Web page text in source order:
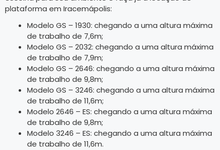
plataforma em Iracemápolis:
Modelo GS – 1930: chegando a uma altura máxima
de trabalho de 7,6m;
Modelo GS – 2032: chegando a uma altura máxima
de trabalho de 7,9m;
Modelo GS – 2646: chegando a uma altura máxima
de trabalho de 9,8m;
Modelo GS – 3246: chegando a uma altura máxima
de trabalho de 11,6m;
Modelo 2646 – ES: chegando a uma altura máxima
de trabalho de 9,8m;
Modelo 3246 – ES: chegando a uma altura máxima
de trabalho de 11,6m.